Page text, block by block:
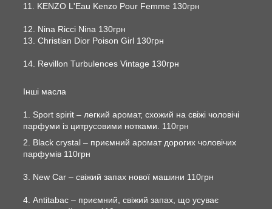
11. KENZO L'Eau Kenzo Pour Femme 130грн
12. Nina Ricci Nina 130грн
13. Christian Dior Poison Girl 130грн
14. Revillon Turbulences Vintage 130грн
Інші масла
1. Sport spirit – легкий аромат, схожий на свіжі чоловічі
парфуми із цитрусовими нотками. 110грн
2. Black crystal – приємний аромат дорогих чоловічих
парфумів 110грн
3. New Car – свіжий запах нової машини 110грн
4. Antitabac – приємний, свіжий запах, що усуває